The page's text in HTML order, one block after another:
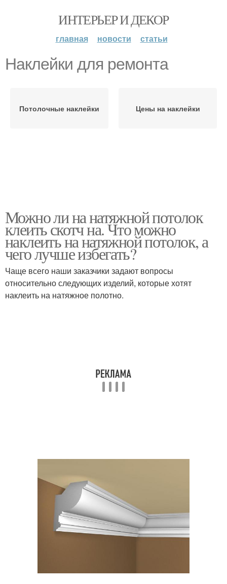
ИНТЕРЬЕР И ДЕКОР
главная новости статьи
Наклейки для ремонта
Потолочные наклейки Цены на наклейки
Можно ли на натяжной потолок
клеить скотч на. Что можно
наклеить на натяжной потолок, а
чего лучше избегать?
Чаще всего наши заказчики задают вопросы
относительно следующих изделий, которые хотят
наклеить на натяжное полотно.